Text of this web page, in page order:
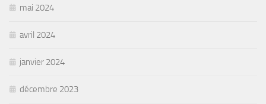
mai 2024
avril 2024
janvier 2024
décembre 2023